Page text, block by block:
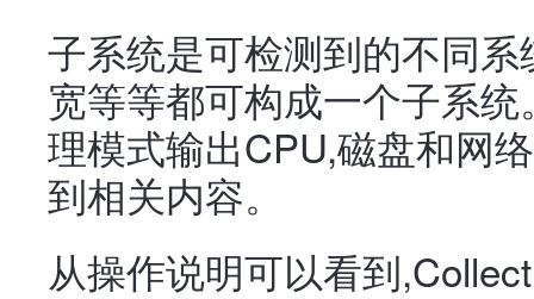
子系统是可检测到的不同
宽等等都可构成一个子系
理模式输出CPU,磁盘和网
到相关内容。
从操作说明可以看到